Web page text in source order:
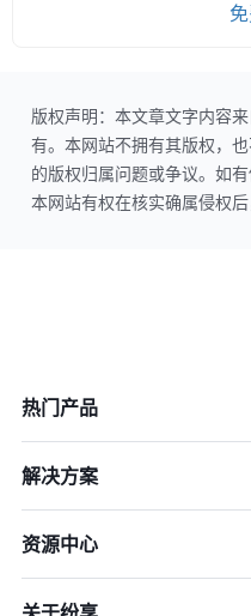
版权声明：本文章文字内容
有。本网站不拥有其版权，
的版权归属问题或争议。如有
本网站有权在核实确属侵权后
热门产品
解决方案
资源中心